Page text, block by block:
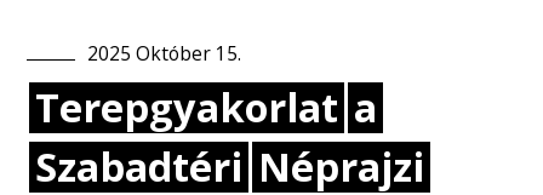
2025 Október 15.
Terepgyakorlat a
Szabadtéri Néprajzi